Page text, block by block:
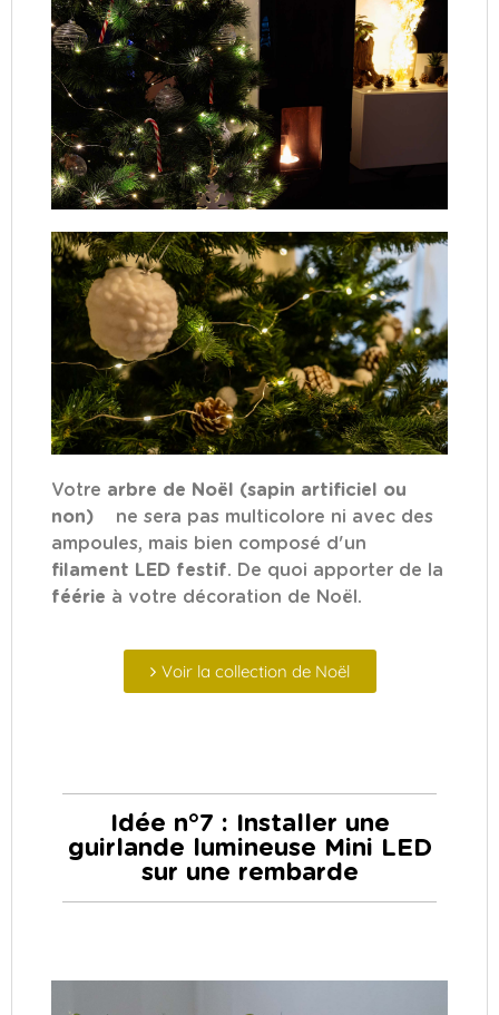
Votre arbre de Noël (sapin artificiel ou
non)
ne sera pas multicolore ni avec des
ampoules, mais bien composé d'un
filament LED festif. De quoi apporter de la
féérie à votre décoration de Noël.
Voir la collection de Noël
Idée n°7 : Installer une
guirlande lumineuse Mini LED
sur une rembarde